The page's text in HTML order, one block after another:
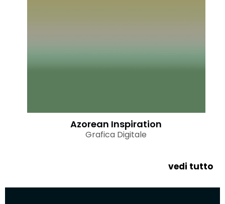
Azorean Inspiration
Grafica Digitale
vedi tutto